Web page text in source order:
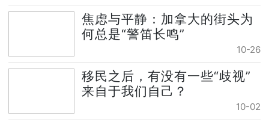
焦虑与平静：加拿大的街头为
何总是“警笛长鸣”
10-26
移民之后，有没有一些“歧视”
来自于我们自己？
10-02